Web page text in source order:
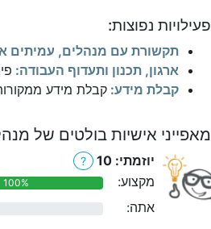
פעילויות נפוצות:
תקשורת עם מנהלים, עמיתים
ארגון, תכנון ותעדוף העבודה:
קבלת מידע: קבלת מידע
מאפייני אישיות בולטים של
יוזמתי: 10 ?
מקצוע: 100%
אתה: